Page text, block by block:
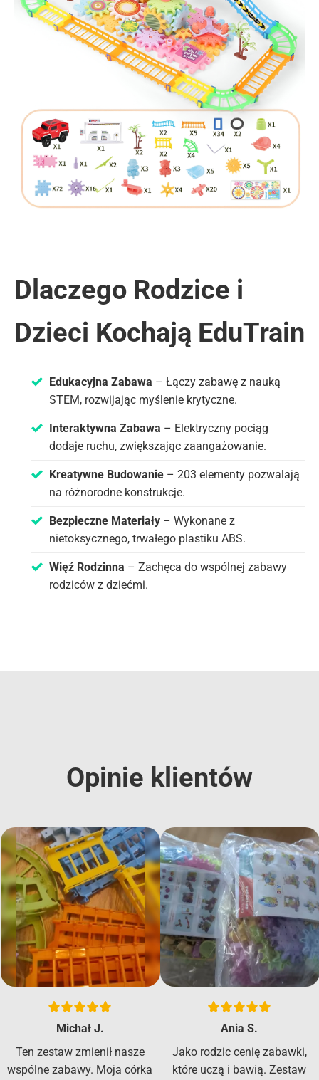
Dlaczego Rodzice i
Dzieci Kochają EduTrain
Edukacyjna Zabawa – Łączy zabawę z nauką
STEM, rozwijając myślenie krytyczne.
Interaktywna Zabawa – Elektryczny pociąg
dodaje ruchu, zwiększając zaangażowanie.
Kreatywne Budowanie – 203 elementy pozwalają
na różnorodne konstrukcje.
Bezpieczne Materiały – Wykonane z
nietoksycznego, trwałego plastiku ABS.
Więź Rodzinna – Zachęca do wspólnej zabawy
rodziców z dziećmi.
Opinie klientów
Michał J.
Ten zestaw zmienił nasze
wspólne zabawy. Moja córka
Ania S.
Jako rodzic cenię zabawki,
które uczą i bawią. Zestaw